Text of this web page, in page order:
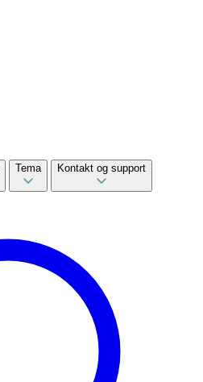
Tema Kontakt og support